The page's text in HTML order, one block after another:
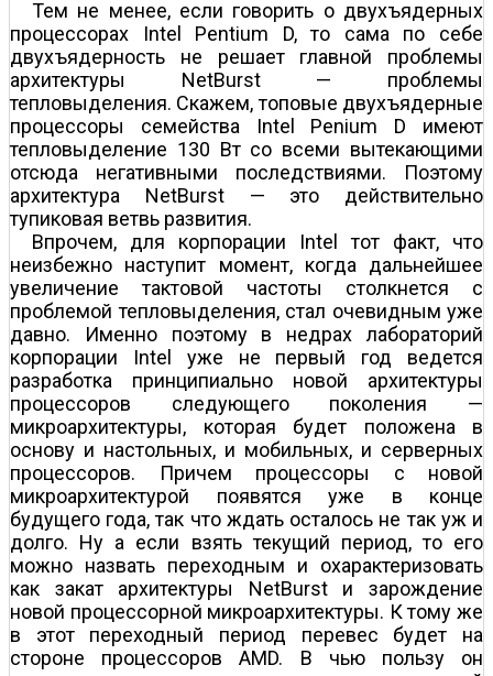
Тем не менее, если говорить о двухъядерных
процессорах Intel Pentium D, то сама по себе
двухъядерность не решает главной проблемы
архитектуры NetBurst — проблемы
тепловыделения. Скажем, топовые двухъядерные
процессоры семейства Intel Penium D имеют
тепловыделение 130 Вт со всеми вытекающими
отсюда негативными последствиями. Поэтому
архитектура NetBurst — это действительно
тупиковая ветвь развития.
Впрочем, для корпорации Intel тот факт, что
неизбежно наступит момент, когда дальнейшее
увеличение тактовой частоты столкнется с
проблемой тепловыделения, стал очевидным уже
давно. Именно поэтому в недрах лабораторий
корпорации Intel уже не первый год ведется
разработка принципиально новой архитектуры
процессоров следующего поколения —
микроархитектуры, которая будет положена в
основу и настольных, и мобильных, и серверных
процессоров. Причем процессоры с новой
микроархитектурой появятся уже в конце
будущего года, так что ждать осталось не так уж и
долго. Ну а если взять текущий период, то его
можно назвать переходным и охарактеризовать
как закат архитектуры NetBurst и зарождение
новой процессорной микроархитектуры. К тому же
в этот переходный период перевес будет на
стороне процессоров AMD. В чью пользу он